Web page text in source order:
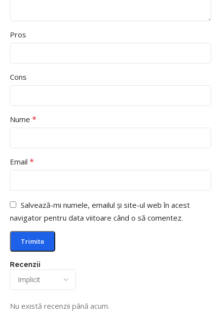
Recenzii
Nu există recenzii până acum.
Pros
Cons
Nume *
Email *
Salvează-mi numele, emailul și site-ul web în acest
navigator pentru data viitoare când o să comentez.